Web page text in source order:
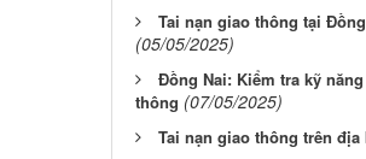
Tai nạn giao thông tại
(05/05/2025)
Đồng Nai: Kiểm tra kỹ
thông (07/05/2025)
Tai nạn giao thông trên